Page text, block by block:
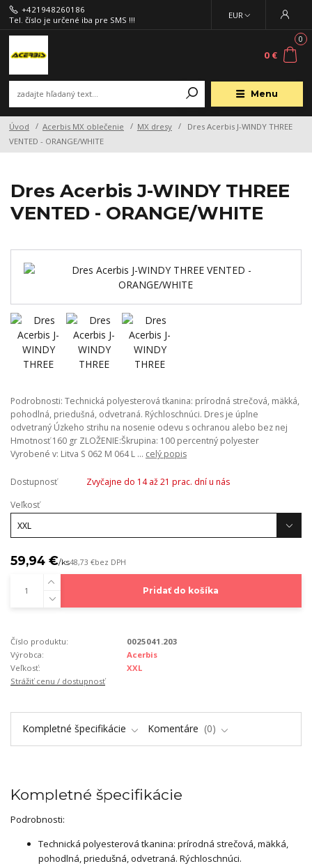
Menu
EUR
+421948260186
Tel. číslo je určené iba pre SMS !!!
0
0 €
Úvod Acerbis MX oblečenie MX dresy
Dres Acerbis J-WINDY THREE
VENTED - ORANGE/WHITE
Dres Acerbis J-WINDY THREE
VENTED - ORANGE/WHITE
Podrobnosti: Technická polyesterová tkanina: prírodná strečová, mäkká,
pohodlná, priedušná, odvetraná. Rýchloschnúci. Dres je úplne
odvetraný Úzkeho strihu na nosenie odevu s ochranou alebo bez nej
Hmotnosť 160 gr ZLOŽENIE:Škrupina: 100 percentný polyester
Vyrobené v: Litva S 062 M 064 L ... celý popis
Dostupnosť
Zvyčajne do 14 až 21 prac. dní u nás
Veľkosť
59,94 €/ks48,73 €bez DPH
Pridať do košíka
Číslo produktu:
0025041.203
Výrobca:
Acerbis
Veľkosť:
XXL
Strážiť cenu / dostupnosť
Kompletné špecifikácie Komentáre 0
Kompletné špecifikácie
Podrobnosti:
Technická polyesterová tkanina: prírodná strečová, mäkká,
pohodlná, priedušná, odvetraná. Rýchloschnúci.